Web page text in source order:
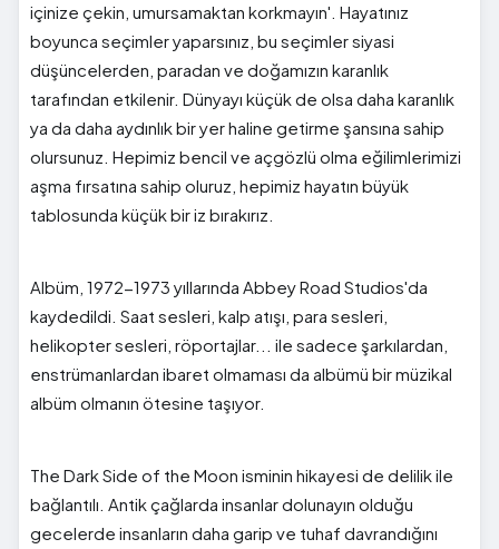
içinize çekin, umursamaktan korkmayın'. Hayatınız
boyunca seçimler yaparsınız, bu seçimler siyasi
düşüncelerden, paradan ve doğamızın karanlık
tarafından etkilenir. Dünyayı küçük de olsa daha karanlık
ya da daha aydınlık bir yer haline getirme şansına sahip
olursunuz. Hepimiz bencil ve açgözlü olma eğilimlerimizi
aşma fırsatına sahip oluruz, hepimiz hayatın büyük
tablosunda küçük bir iz bırakırız.
Albüm, 1972-1973 yıllarında Abbey Road Studios'da
kaydedildi. Saat sesleri, kalp atışı, para sesleri,
helikopter sesleri, röportajlar... ile sadece şarkılardan,
enstrümanlardan ibaret olmaması da albümü bir müzikal
albüm olmanın ötesine taşıyor.
The Dark Side of the Moon isminin hikayesi de delilik ile
bağlantılı. Antik çağlarda insanlar dolunayın olduğu
gecelerde insanların daha garip ve tuhaf davrandığını